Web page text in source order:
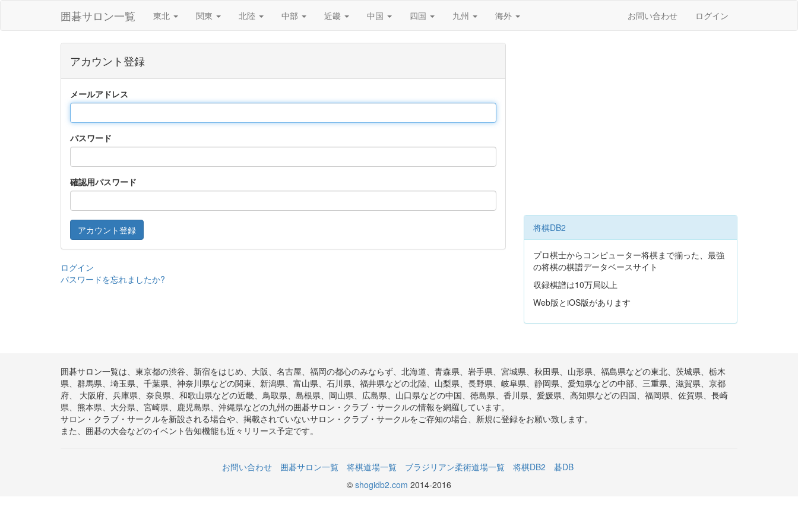
囲碁サロン一覧 東北 関東 北陸 中部 近畿 中国 四国 九州 海外 お問い合わせ ログイン
アカウント登録
メールアドレス
パスワード
確認用パスワード
ログイン
パスワードを忘れましたか?
将棋DB2
プロ棋士からコンピューター将棋まで揃った、最強
の将棋の棋譜データベースサイト
収録棋譜は10万局以上
Web版とiOS版があります
囲碁サロン一覧は、東京都の渋谷、新宿をはじめ、大阪、名古屋、福岡の都心のみならず、北海道、青森県、岩手県、宮城県、秋田県、山形県、福島県などの東北、茨城県、栃木
県、群馬県、埼玉県、千葉県、神奈川県などの関東、新潟県、富山県、石川県、福井県などの北陸、山梨県、長野県、岐阜県、静岡県、愛知県などの中部、三重県、滋賀県、京都
府、 大阪府、兵庫県、奈良県、和歌山県などの近畿、鳥取県、島根県、岡山県、広島県、山口県などの中国、徳島県、香川県、愛媛県、高知県などの四国、福岡県、佐賀県、長崎
県、熊本県、大分県、宮崎県、鹿児島県、沖縄県などの九州の囲碁サロン・クラブ・サークルの情報を網羅しています。
サロン・クラブ・サークルを新設される場合や、掲載されていないサロン・クラブ・サークルをご存知の場合、新規に登録をお願い致します。
また、囲碁の大会などのイベント告知機能も近々リリース予定です。
お問い合わせ 囲碁サロン一覧 将棋道場一覧 ブラジリアン柔術道場一覧 将棋DB2
碁DB
© shogidb2.com 2014-2016